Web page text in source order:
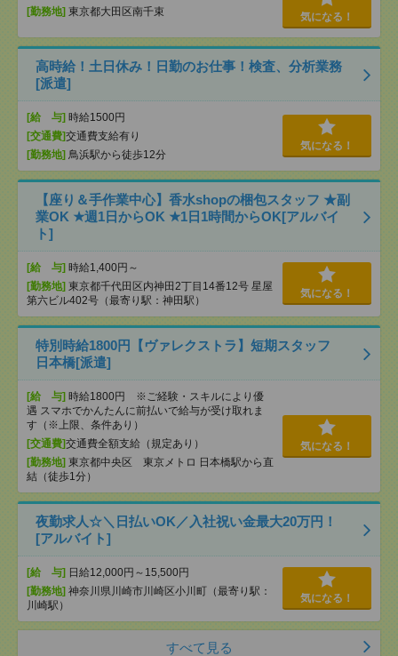
[勤務地] 東京都大田区南千束 気になる！
高時給！土日休み！日勤のお仕事！検査、分析業務
[派遣]
[給 与] 時給1500円
[交通費]交通費支給有り
[勤務地] 鳥浜駅から徒歩12分
気になる！
【座り＆手作業中心】香水shopの梱包スタッフ ★副
業OK ★週1日からOK ★1日1時間からOK[アルバイ
ト]
[給 与] 時給1,400円～
[勤務地] 東京都千代田区内神田2丁目14番12号 星屋
第六ビル402号（最寄り駅：神田駅）
気になる！
特別時給1800円【ヴァレクストラ】短期スタッフ
日本橋[派遣]
[給 与] 時給1800円 ※ご経験・スキルにより優
遇 スマホでかんたんに前払いで給与が受け取れま
す（※上限、条件あり）
[交通費]交通費全額支給（規定あり）
[勤務地] 東京都中央区 東京メトロ 日本橋駅から直
結（徒歩1分）
気になる！
夜勤求人☆＼日払いOK／入社祝い金最大20万円！
[アルバイト]
[給 与] 日給12,000円～15,500円
[勤務地] 神奈川県川崎市川崎区小川町（最寄り駅：
川崎駅）
気になる！
すべて見る